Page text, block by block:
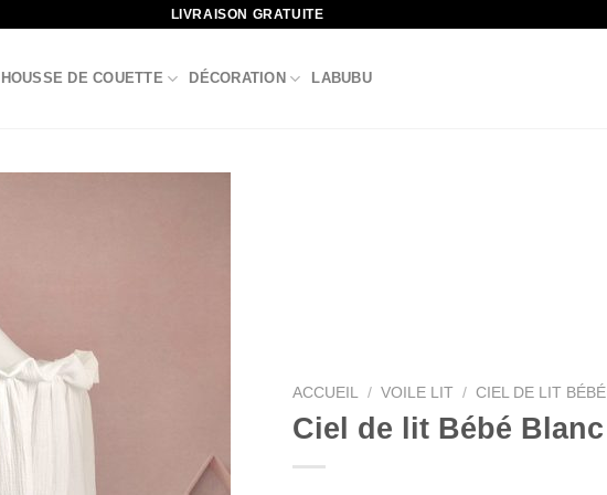
LIVRAISON GRATUITE
HOUSSE DE COUETTE DÉCORATION LABUBU
ACCUEIL / VOILE LIT / CIEL DE LIT BÉBÉ
Ciel de lit Bébé Blanc